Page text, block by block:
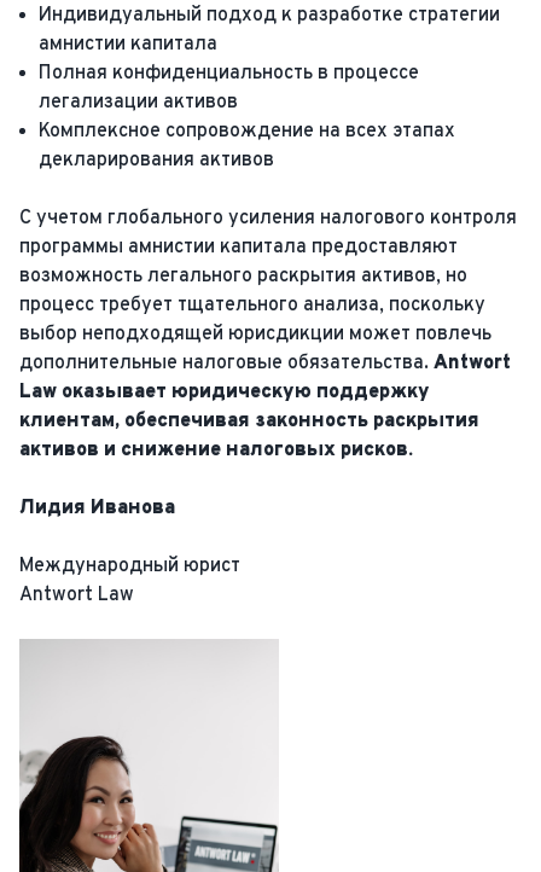
Индивидуальный подход к разработке стратегии
амнистии капитала
Полная конфиденциальность в процессе
легализации активов
Комплексное сопровождение на всех этапах
декларирования активов
С учетом глобального усиления налогового контроля
программы амнистии капитала предоставляют
возможность легального раскрытия активов, но
процесс требует тщательного анализа, поскольку
выбор неподходящей юрисдикции может повлечь
дополнительные налоговые обязательства. Antwort
Law оказывает юридическую поддержку
клиентам, обеспечивая законность раскрытия
активов и снижение налоговых рисков.
Лидия Иванова
Международный юрист
Antwort Law